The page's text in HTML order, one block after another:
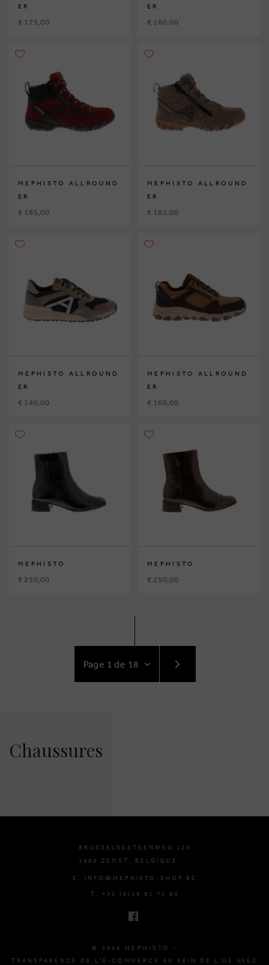
ER
€ 175,00
ER
€ 160,00
MEPHISTO ALLROUND
ER
€ 185,00
MEPHISTO ALLROUND
ER
€ 185,00
MEPHISTO ALLROUND
ER
€ 140,00
MEPHISTO ALLROUND
ER
€ 160,00
MEPHISTO
€ 250,00
MEPHISTO
€ 250,00
AU
SUIVANT
Chaussures
BRUSSELSESTEENWEG 129
1980 ZEMST, BELGIQUE
E. INFO@MEPHISTO-SHOP.BE
T. +32 (0)16 61 71 60
© 2026 MEPHISTO -
TRANSPARENCE DE L'E-COMMERCE AU SEIN DE L'UE AVEC